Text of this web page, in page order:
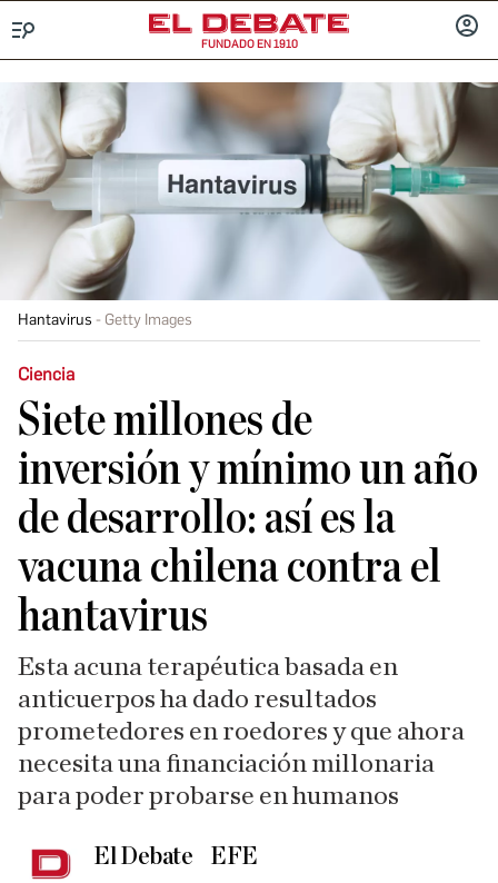
FUNDADO EN 1910
Hantavirus Getty Images
Ciencia
Siete millones de
inversión y mínimo un año
de desarrollo: así es la
vacuna chilena contra el
hantavirus
Esta acuna terapéutica basada en
anticuerpos ha dado resultados
prometedores en roedores y que ahora
necesita una financiación millonaria
para poder probarse en humanos
El Debate EFE